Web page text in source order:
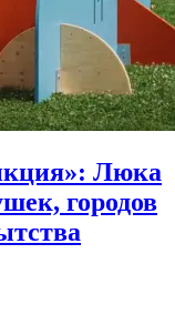
Люка
городов